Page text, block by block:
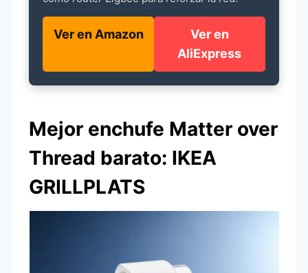
Ver en Amazon
Ver en
AliExpress
Mejor enchufe Matter over
Thread barato: IKEA
GRILLPLATS